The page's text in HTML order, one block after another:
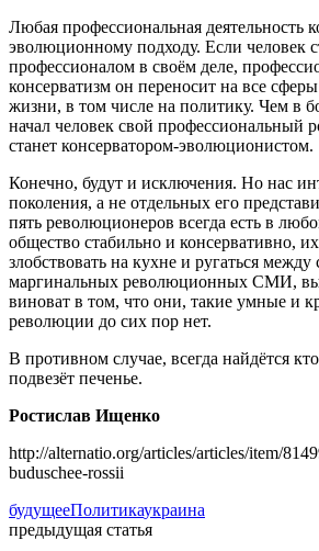
Любая профессиональная деятельность
эволюционному подходу. Если человек
профессионалом в своём деле,
консерватизм он переносит на все
жизни, в том числе на политику. Чем в
начал человек свой профессиональный
станет консерватором-эволюционистом.
Конечно, будут и исключения. Но нас
поколения, а не отдельных его
пять революционеров всегда есть в
общество стабильно и консервативно,
злобствовать на кухне и ругаться между
маргинальных революционных СМИ,
виноват в том, что они, такие умные и
революции до сих пор нет.
В противном случае, всегда найдётся
подвезёт печенье.
Ростислав Ищенко
http://alternatio.org/articles/articles/item/
buduschee-rossii
будущееПолитикаукраина
предыдущая статья